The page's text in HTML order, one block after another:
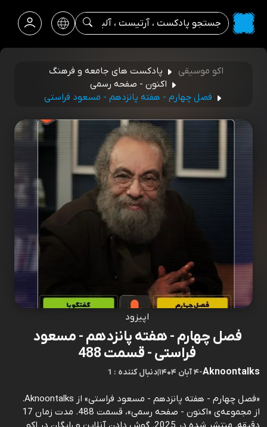
اکو موسیقی
پادکست های جامعه و فرهنگ
اکنون - صفحه رسمی
فصل چهارم - هفته پانزدهم - مسعود فراستی
اپیزود
فصل چهارم - هفته پانزدهم - مسعود
فراستی - قسمت 488
Aknoontalks
-۴ آبان ۱۴۰۴ |1 : دنبال کننده
«فصل چهارم - هفته پانزدهم - مسعود فراستی» از Aknoontalks.
از مجموعه‌ی «اکنون - صفحه رسمی»، قسمت 488. مدت زمان 17